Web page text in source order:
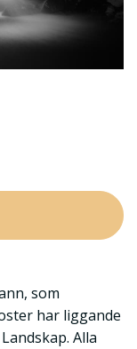
som
har liggande
Alla